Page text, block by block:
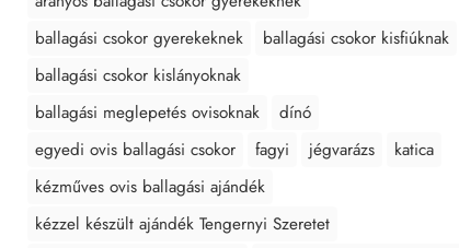
ballagási csokor gyerekeknek
ballagási csokor kisfiúknak
ballagási csokor kislányoknak
ballagási meglepetés ovisoknak
dínó
egyedi ovis ballagási csokor
fagyi jégvarázs
katica
kézműves ovis ballagási ajándék
kézzel készült ajándék Tengernyi Szeretet